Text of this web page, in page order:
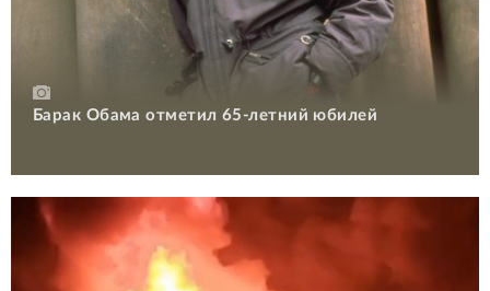
Барак Обама отметил 65-летний юбилей